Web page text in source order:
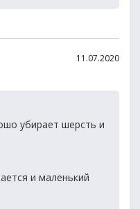
11.07.2020
убирает шерсть и
и маленький